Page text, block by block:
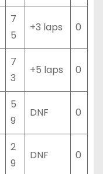
7
5
+3 laps 0
7
3
+5 laps 0
5
9
DNF 0
2
9
DNF 0